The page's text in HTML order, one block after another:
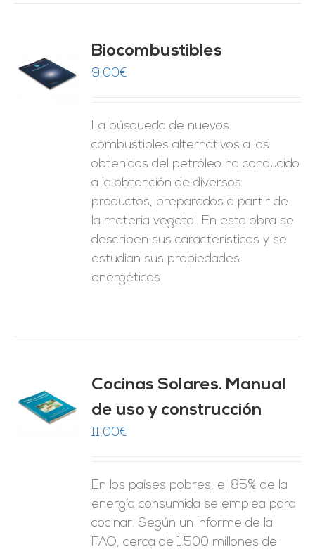
Biocombustibles
9,00€
La búsqueda de nuevos
combustibles alternativos a los
obtenidos del petróleo ha conducido
a la obtención de diversos
productos, preparados a partir de
la materia vegetal. En esta obra se
describen sus características y se
estudian sus propiedades
energéticas
Cocinas Solares. Manual
de uso y construcción
11,00€
En los países pobres, el 85% de la
energía consumida se emplea para
cocinar. Según un informe de la
FAO, cerca de 1.500 millones de